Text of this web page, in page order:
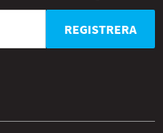
REGISTRERA